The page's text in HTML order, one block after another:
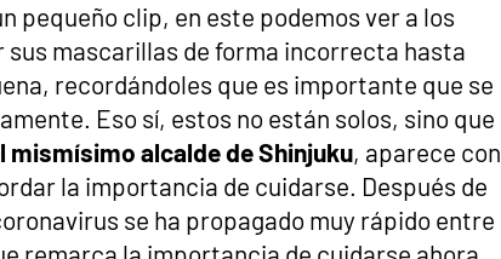
pequeño clip, en este podemos ver a los
sus mascarillas de forma incorrecta hasta
recordándoles que es importante que se
Eso sí, estos no están solos, sino que
mismísimo alcalde de Shinjuku, aparece con
la importancia de cuidarse. Después de
se ha propagado muy rápido entre